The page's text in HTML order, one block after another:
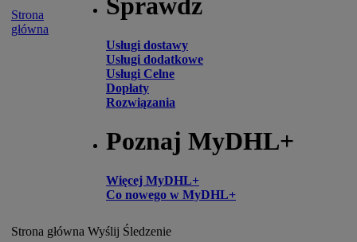
Strona
główna
Sprawdź
Usługi dostawy
Usługi dodatkowe
Usługi Celne
Dopłaty
Rozwiązania
Poznaj MyDHL+
Więcej MyDHL+
Co nowego w MyDHL+
Strona główna Wyślij Śledzenie